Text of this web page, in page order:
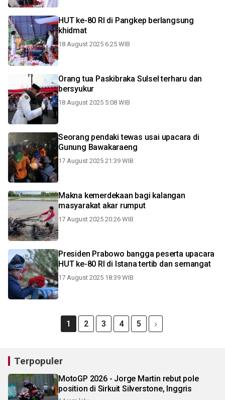
HUT ke-80 RI di Pangkep berlangsung
khidmat
18 August 2025 6:25 WIB
Orang tua Paskibraka Sulsel terharu dan
bersyukur
18 August 2025 5:08 WIB
Seorang pendaki tewas usai upacara di
Gunung Bawakaraeng
17 August 2025 21:39 WIB
Makna kemerdekaan bagi kalangan
masyarakat akar rumput
17 August 2025 20:26 WIB
Presiden Prabowo bangga peserta upacara
HUT ke-80 RI di Istana tertib dan semangat
17 August 2025 18:39 WIB
1 2 3 4 5
Terpopuler
MotoGP 2026 - Jorge Martin rebut pole
position di Sirkuit Silverstone, Inggris